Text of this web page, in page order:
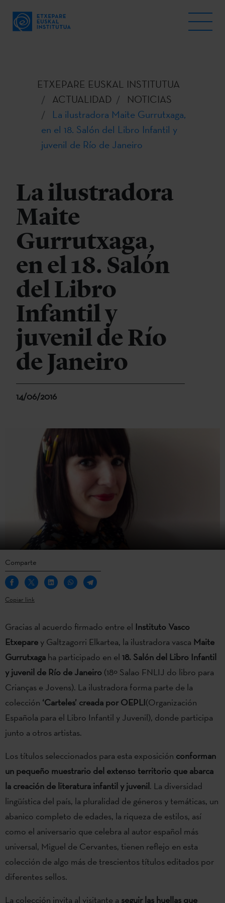
ETXEPARE EUSKAL INSTITUTUA
ACTUALIDAD
NOTICIAS
La ilustradora Maite Gurrutxaga,
en el 18. Salón del Libro Infantil y
juvenil de Río de Janeiro
La ilustradora
Maite
Gurrutxaga,
en el 18. Salón
del Libro
Infantil y
juvenil de Río
de Janeiro
14/06/2016
Comparte
Copiar link
Gracias al acuerdo firmado entre el Instituto Vasco
Etxepare y Galtzagorri Elkartea, la ilustradora vasca Maite
Gurrutxaga ha participado en el 18. Salón del Libro Infantil
y juvenil de Río de Janeiro (18º Salao FNLIJ do libro para
Crianças e Jovens). La ilustradora forma parte de la
colección ‘Carteles’ creada por OEPLI(Organización
Española para el Libro Infantil y Juvenil), donde participa
junto a otros artistas.
Los títulos seleccionados para esta exposición conforman
un pequeño muestrario del extenso territorio que abarca
la creación de literatura infantil y juvenil. La diversidad
lingüística del país, la pluralidad de géneros y temáticas, un
abanico completo de edades, la riqueza de estilos, así
como el aniversario que celebra al autor español más
universal, Miguel de Cervantes, tienen reflejo en esta
colección de algo más de trescientos títulos editados por
diferentes sellos.
La colección invita al visitante a seguir las huellas que